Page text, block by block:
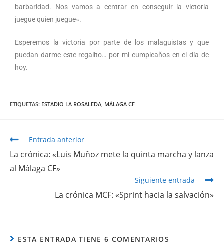
barbaridad. Nos vamos a centrar en conseguir la victoria
juegue quien juegue».
Esperemos la victoria por parte de los malaguistas y que
puedan darme este regalito… por mi cumpleaños en el día de
hoy.
ETIQUETAS: ESTADIO LA ROSALEDA, MÁLAGA CF
Entrada anterior
La crónica: «Luis Muñoz mete la quinta marcha y lanza
al Málaga CF»
Siguiente entrada
La crónica MCF: «Sprint hacia la salvación»
ESTA ENTRADA TIENE 6 COMENTARIOS